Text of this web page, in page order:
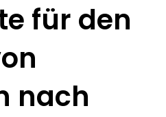
für den
nach